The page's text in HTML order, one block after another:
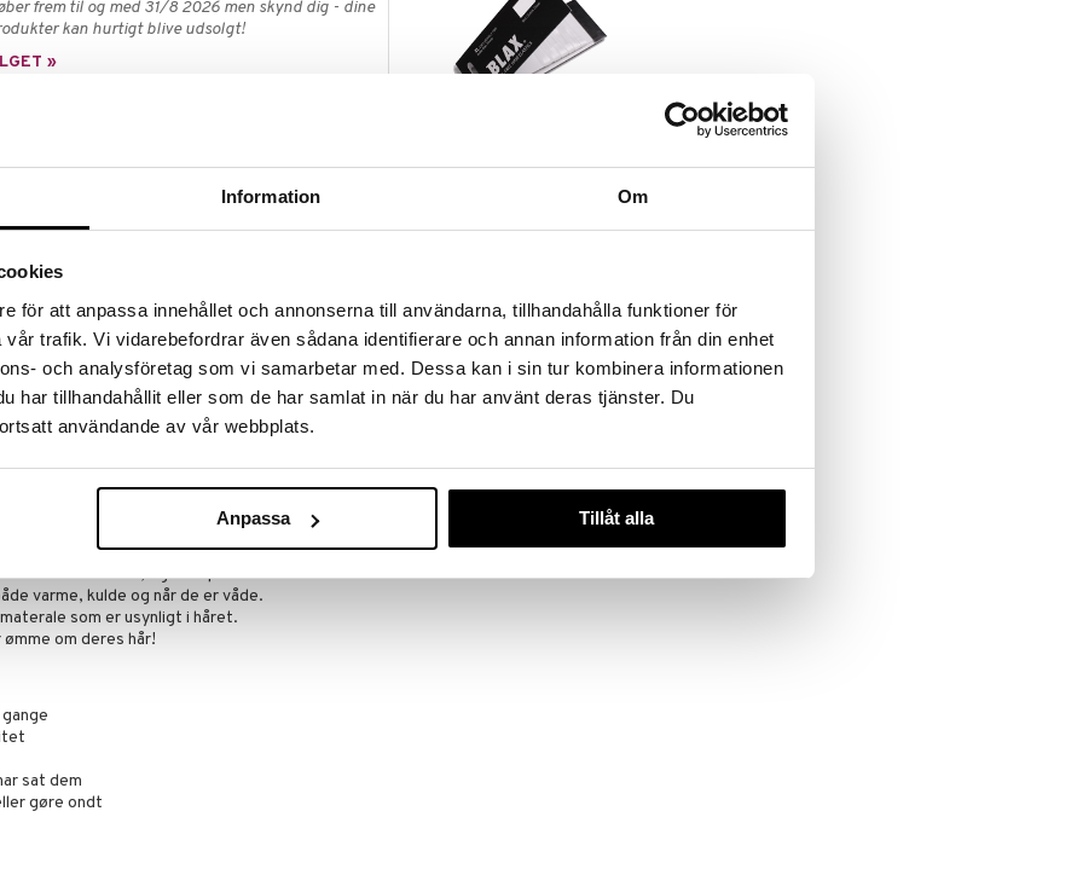
Information Om
för att anpassa innehållet och annonserna till användarna, tillhandahålla funktioner för
trafik. Vi vidarebefordrar även sådana identifierare och annan information från din enhet
och analysföretag som vi samarbetar med. Dessa kan i sin tur kombinera informationen
har tillhandahållit eller som de har samlat in när du har använt deras tjänster. Du
användande av vår webbplats.
Anpassa Tillåt alla
frem til og med 31/8 2026 men skynd dig - dine
kan hurtigt blive udsolgt!
»
bliver hvor de skal, og er super skånsomme mod
varme, kulde og når de er våde.
længe lager haves.
I vores Outlet finder du masser af produkter til
til at gøre et kup, mens dine favoritprodukter
bedste hårelastikker! Disse fantastiske
uden at filtre det, uden at gøre ondt, og uden at
hvor de skal, og er super skånsomme mod
varme, kulde og når de er våde.
som er usynligt i håret.
om deres hår!
sat dem
gøre ondt
65 kr.